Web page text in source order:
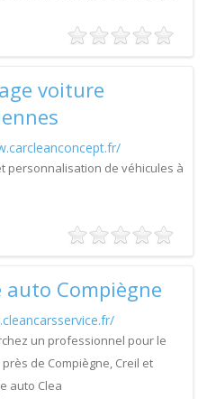
voiture
personnalisation de véhicules à
auto Compiègne
un professionnel pour le
de Compiègne, Creil et
auto Clea